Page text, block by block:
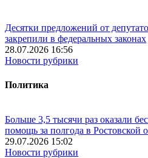
Десятки предложений от
закрепили в федеральных законах
28.07.2026 16:56
Новости рубрики
Политика
Больше 3,5 тысячи раз оказали
помощь за полгода в Ростовской
29.07.2026 15:02
Новости рубрики